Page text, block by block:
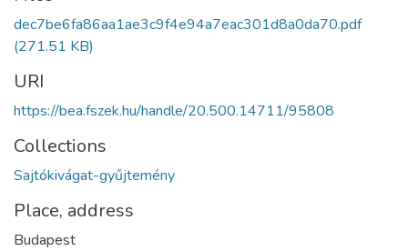
dec7be6fa86aa1ae3c9f4e94a7eac301d8a0da70.pdf
(271.51 KB)
URI
https://bea.fszek.hu/handle/20.500.14711/95808
Collections
Sajtókivágat-gyűjtemény
Place, address
Budapest